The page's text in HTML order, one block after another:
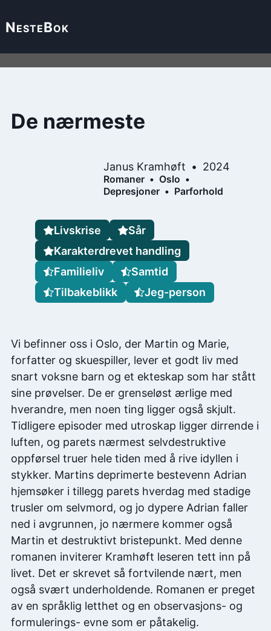
NesteBok
De nærmeste
Janus Kramhøft 2024
Romaner
Oslo
Depresjoner
Parforhold
Vi befinner oss i Oslo, der Martin og Marie,
forfatter og skuespiller, lever et godt liv med
snart voksne barn og et ekteskap som har stått
sine prøvelser. De er grenseløst ærlige med
hverandre, men noen ting ligger også skjult.
Tidligere episoder med utroskap ligger dirrende i
luften, og parets nærmest selvdestruktive
oppførsel truer hele tiden med å rive idyllen i
stykker. Martins deprimerte bestevenn Adrian
hjemsøker i tillegg parets hverdag med stadige
trusler om selvmord, og jo dypere Adrian faller
ned i avgrunnen, jo nærmere kommer også
Martin et destruktivt bristepunkt. Med denne
romanen inviterer Kramhøft leseren tett inn på
livet. Det er skrevet så fortvilende nært, men
også svært underholdende. Romanen er preget
av en språklig letthet og en observasjons- og
formulerings- evne som er påtakelig.
Livskrise
Sår
Karakterdrevet handling
Familieliv
Samtid
Tilbakeblikk
Jeg-person